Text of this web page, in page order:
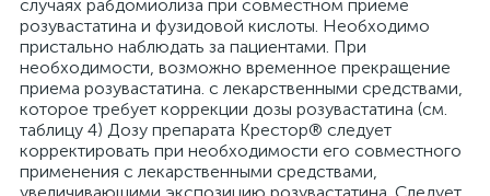
случаях рабдомиолиза при совместном приеме
розувастатина и фузидовой кислоты. Необходимо
пристально наблюдать за пациентами. При
необходимости, возможно временное прекращение
приема розувастатина. с лекарственными средствами,
которое требует коррекции дозы розувастатина (см.
таблицу 4) Дозу препарата Крестор® следует
корректировать при необходимости его совместного
применения с лекарственными средствами,